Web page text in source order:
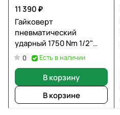
11 390 ₽
Гайковерт
пневматический
ударный 1750 Nm 1/2"
WIEDERKRAFT WDK-
20450
0 Есть в наличии
В корзину
В корзине